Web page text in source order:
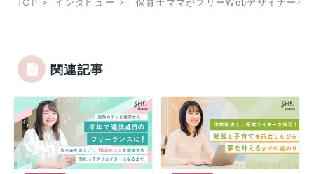
インタビュー 保育士ママがフリーWebデザイナーへ
関連記事